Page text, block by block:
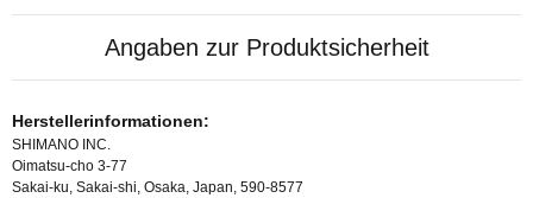
Angaben zur Produktsicherheit
Herstellerinformationen:
SHIMANO INC.
Oimatsu-cho 3-77
Sakai-ku, Sakai-shi, Osaka, Japan, 590-8577